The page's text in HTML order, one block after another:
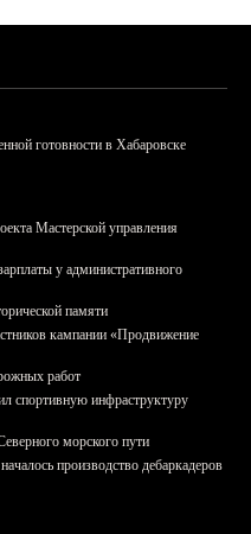
готовности в Хабаровске
Мастерской управления
у административного
памяти
кампании «Продвижение
работ
спортивную инфраструктуру
морского пути
производство дебаркадеров